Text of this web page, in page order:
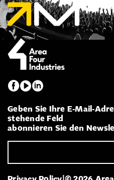
Geben Sie Ihre E-Mail-
stehende Feld
abonnieren Sie den